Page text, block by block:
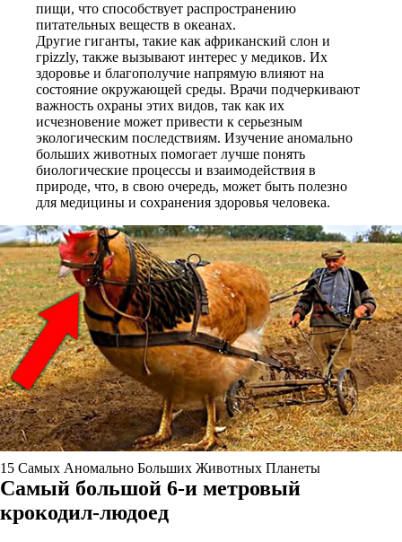
пищи, что способствует распространению
питательных веществ в океанах.
Другие гиганты, такие как африканский слон и
грizzly, также вызывают интерес у медиков. Их
здоровье и благополучие напрямую влияют на
состояние окружающей среды. Врачи подчеркивают
важность охраны этих видов, так как их
исчезновение может привести к серьезным
экологическим последствиям. Изучение аномально
больших животных помогает лучше понять
биологические процессы и взаимодействия в
природе, что, в свою очередь, может быть полезно
для медицины и сохранения здоровья человека.
15 Самых Аномально Больших Животных Планеты
Самый большой 6-и метровый
крокодил-людоед